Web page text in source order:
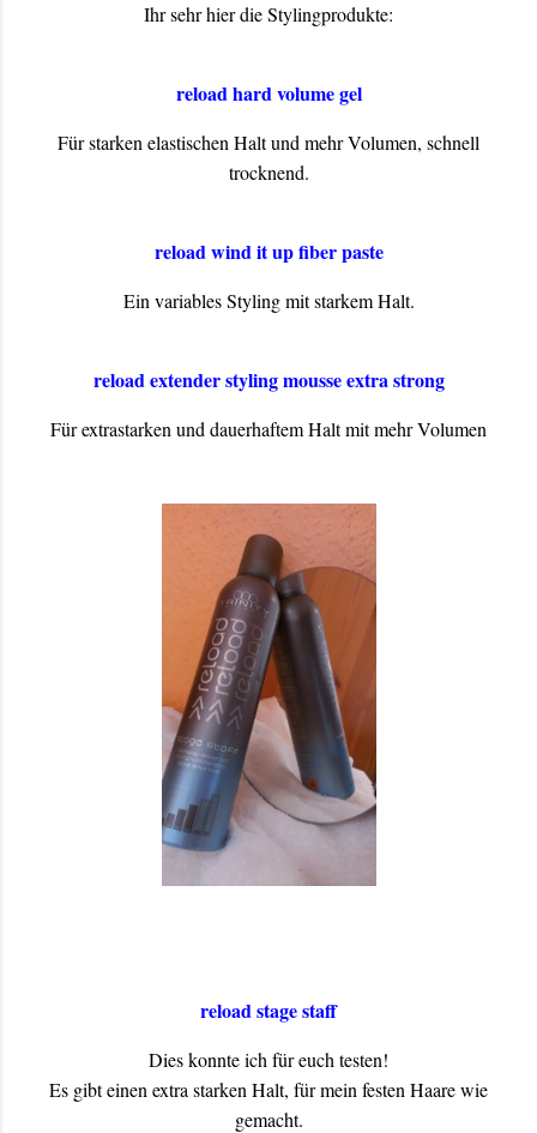
Ihr sehr hier die Stylingprodukte:
reload hard volume gel
Für starken elastischen Halt und mehr Volumen, schnell
trocknend.
reload wind it up fiber paste
Ein variables Styling mit starkem Halt.
reload extender styling mousse extra strong
Für extrastarken und dauerhaftem Halt mit mehr Volumen
reload stage staff
Dies konnte ich für euch testen!
Es gibt einen extra starken Halt, für mein festen Haare wie
gemacht.